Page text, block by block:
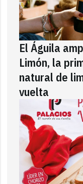
El Águila
Limón, la
natural de
vuelta